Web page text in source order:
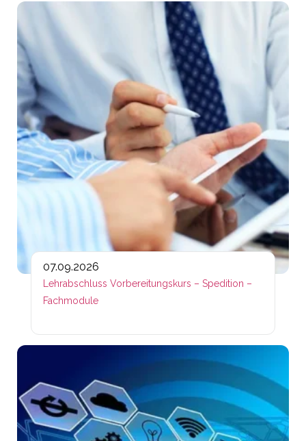
07.09.2026
Lehrabschluss Vorbereitungskurs – Spedition –
Fachmodule